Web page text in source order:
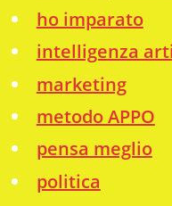
ho imparato
intelligenza
marketing
metodo APPO
pensa meglio
politica